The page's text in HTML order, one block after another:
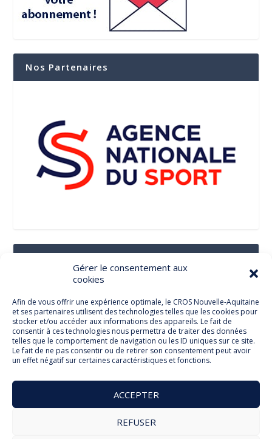
Gérer le consentement aux
cookies
Afin de vous offrir une expérience optimale, le CROS Nouvelle-Aquitaine
et ses partenaires utilisent des technologies telles que les cookies pour
stocker et/ou accéder aux informations des appareils. Le fait de
consentir à ces technologies nous permettra de traiter des données
telles que le comportement de navigation ou les ID uniques sur ce site.
Le fait de ne pas consentir ou de retirer son consentement peut avoir
un effet négatif sur certaines caractéristiques et fonctions.
ACCEPTER
REFUSER
Nos Partenaires
Facebook